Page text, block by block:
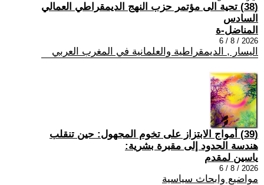
(38) تحية الى مؤتمر حزب النهج الديمقراطي العمالي
السادس
المناضل-ة
2026 / 8 / 6
اليسار , الديمقراطية والعلمانية في المغرب العربي
(39) أمواج الابتزاز على تخوم المجهول: حين تنقلب
هندسة الحدود إلى مقبرة بشرية:
ياسين لمقدم
2026 / 8 / 6
مواضيع وابحاث سياسية